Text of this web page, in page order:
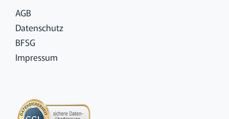
AGB
Datenschutz
BFSG
Impressum